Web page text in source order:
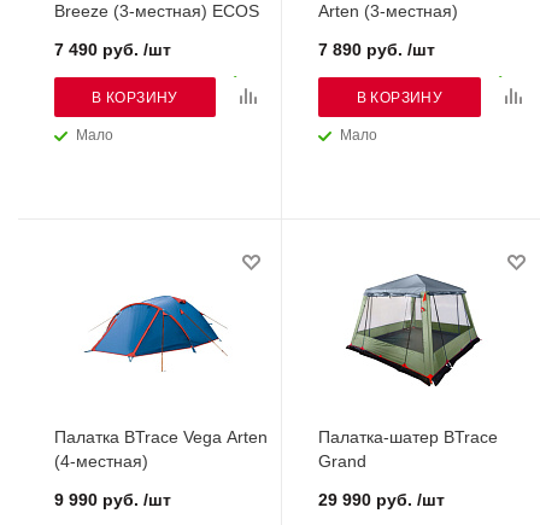
Breeze (3-местная) ECOS
Мало
7 490 руб. /шт
В КОРЗИНУ
Arten (3-местная)
Мало
7 890 руб. /шт
В КОРЗИНУ
Палатка BTrace Vega Arten
(4-местная)
9 990 руб. /шт
Палатка-шатер BTrace
Grand
29 990 руб. /шт